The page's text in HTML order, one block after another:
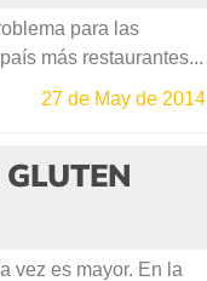
para las
más restaurantes...
27 de May de 2014
vez es mayor. En la